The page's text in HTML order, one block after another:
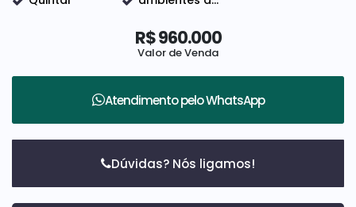
R$960.000
Valor de Venda
Atendimento peloWhatsApp
Dúvidas? Nós ligamos!